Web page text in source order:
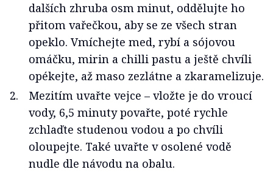
dalších zhruba osm minut, oddělujte ho
přitom vařečkou, aby se ze všech stran
opeklo. Vmíchejte med, rybí a sójovou
omáčku, mirin a chilli pastu a ještě chvíli
opékejte, až maso zezlátne a zkaramelizuje.
Mezitím uvařte vejce – vložte je do vroucí
vody, 6,5 minuty povařte, poté rychle
zchlaďte studenou vodou a po chvíli
oloupejte. Také uvařte v osolené vodě
nudle dle návodu na obalu.